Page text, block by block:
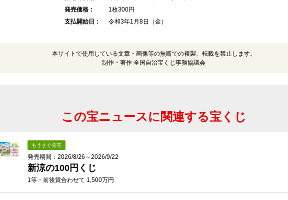
発売価格：
1枚300円
支払開始日：
令和3年1月8日（金）
本サイトで使用している文章・画像等の無断での複製、転載を禁止します。
制作・著作 全国自治宝くじ事務協議会
この宝ニュースに関連する宝くじ
もうすぐ発売
発売期間：2026/8/26～2026/9/22
新涼の100円くじ
1等・前後賞合わせて 1,500万円